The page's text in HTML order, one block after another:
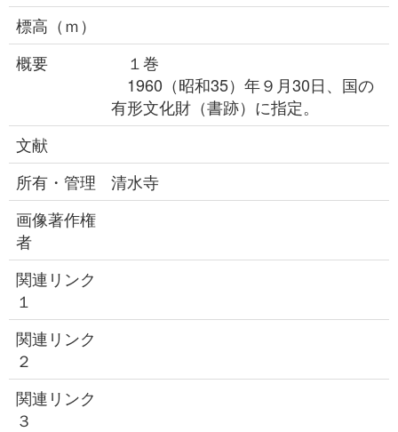
標高（ｍ）
概要
１巻
1960（昭和35）年９月30日、国の
有形文化財（書跡）に指定。
文献
所有・管理
清水寺
画像著作権
者
関連リンク
１
関連リンク
２
関連リンク
３